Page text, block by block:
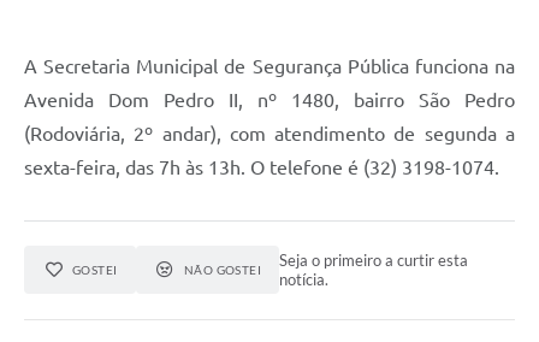
A Secretaria Municipal de Segurança Pública funciona na
Avenida Dom Pedro II, nº 1480, bairro São Pedro
(Rodoviária, 2º andar), com atendimento de segunda a
sexta-feira, das 7h às 13h. O telefone é (32) 3198-1074.
GOSTEI NÃO GOSTEI
Seja o primeiro a curtir esta
notícia.